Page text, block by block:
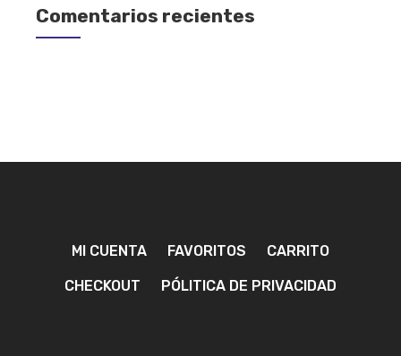
Comentarios recientes
MI CUENTA FAVORITOS CARRITO
CHECKOUT PÓLITICA DE PRIVACIDAD